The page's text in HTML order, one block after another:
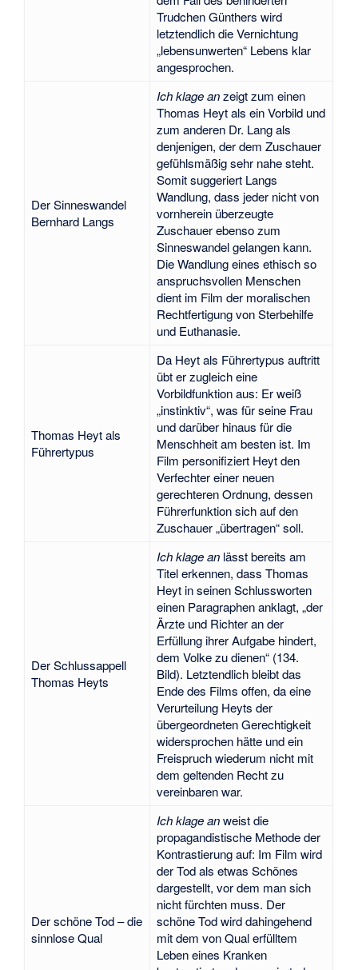
Trudchen Günthers wird
letztendlich die Vernichtung
„lebensunwerten“ Lebens klar
angesprochen.
Der Sinneswandel
Bernhard Langs
Ich klage anzeigt zum einen
Thomas Heyt als ein Vorbild und
zum anderen Dr. Lang als
denjenigen, der dem Zuschauer
gefühlsmäßig sehr nahe steht.
Somit suggeriert Langs
Wandlung, dass jeder nicht von
vornherein überzeugte
Zuschauer ebenso zum
Sinneswandel gelangen kann.
Die Wandlung eines ethisch so
anspruchsvollen Menschen
dient im Film der moralischen
Rechtfertigung von Sterbehilfe
und Euthanasie.
Thomas Heyt als
Führertypus
Da Heyt als Führertypus auftritt
übt er zugleich eine
Vorbildfunktion aus: Er weiß
„instinktiv“, was für seine Frau
und darüber hinaus für die
Menschheit am besten ist. Im
Film personifiziert Heyt den
Verfechter einer neuen
gerechteren Ordnung, dessen
Führerfunktion sich auf den
Zuschauer „übertragen“ soll.
Der Schlussappell
Thomas Heyts
Ich klage anlässt bereits am
Titel erkennen, dass Thomas
Heyt in seinen Schlussworten
einen Paragraphen anklagt, „der
Ärzte und Richter an der
Erfüllung ihrer Aufgabe hindert,
dem Volke zu dienen“ (134.
Bild). Letztendlich bleibt das
Ende des Films offen, da eine
Verurteilung Heyts der
übergeordneten Gerechtigkeit
widersprochen hätte und ein
Freispruch wiederum nicht mit
dem geltenden Recht zu
vereinbaren war.
Der schöne Tod – die
sinnlose Qual
Ich klage anweist die
propagandistische Methode der
Kontrastierung auf: Im Film wird
der Tod als etwas Schönes
dargestellt, vor dem man sich
nicht fürchten muss. Der
schöne Tod wird dahingehend
mit dem von Qual erfülltem
Leben eines Kranken